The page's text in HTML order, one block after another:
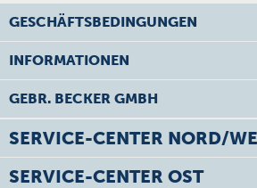
GESCHÄFTSBEDINGUNGEN
INFORMATIONEN
GEBR. BECKER GMBH
SERVICE-CENTER NORD/
SERVICE-CENTER OST